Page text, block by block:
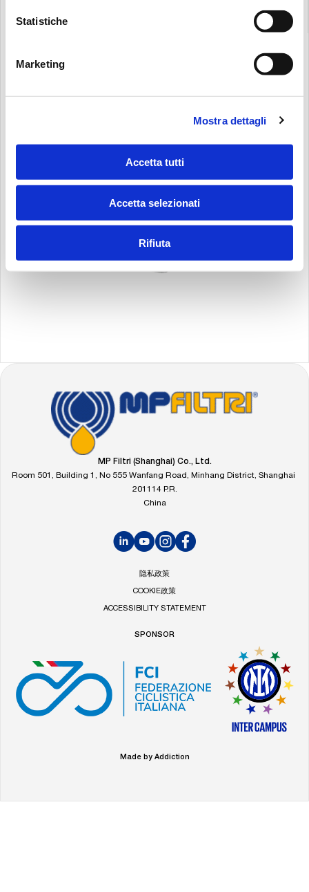
Statistiche
Marketing
Mostra dettagli
Accetta tutti
Accetta selezionati
Rifiuta
FOOTER
访
问
MP
Filtri
页
MP Filtri (Shanghai) Co., Ltd.
Room 501, Building 1, No 555 Wanfang Road, Minhang District, Shanghai
201114 P.R.
China
LinkedInYouTubeInstagramFacebook
隐私政策
COOKIE政策
ACCESSIBILITY STATEMENT
SPONSOR
Made by Addiction